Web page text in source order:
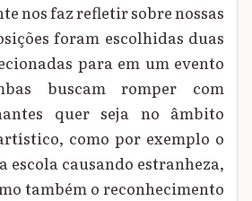
nos faz refletir sobre nossas
foram escolhidas duas
para em um evento
buscam romper com
quer seja no âmbito
como por exemplo o
escola causando estranheza,
também o reconhecimento